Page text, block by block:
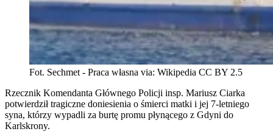
Fot. Sechmet - Praca własna via: Wikipedia CC BY 2.5
Rzecznik Komendanta Głównego Policji insp. Mariusz Ciarka
potwierdził tragiczne doniesienia o śmierci matki i jej 7-letniego
syna, którzy wypadli za burtę promu płynącego z Gdyni do
Karlskrony.